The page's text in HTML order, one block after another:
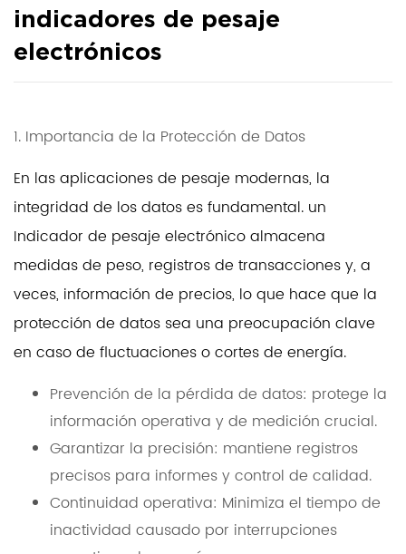
indicadores de pesaje
electrónicos
1. Importancia de la Protección de Datos
En las aplicaciones de pesaje modernas, la
integridad de los datos es fundamental. un
Indicador de pesaje electrónicoalmacena
medidas de peso, registros de transacciones y, a
veces, información de precios, lo que hace que la
protección de datos sea una preocupación clave
en caso de fluctuaciones o cortes de energía.
Prevención de la pérdida de datos: protege la
información operativa y de medición crucial.
Garantizar la precisión: mantiene registros
precisos para informes y control de calidad.
Continuidad operativa: Minimiza el tiempo de
inactividad causado por interrupciones